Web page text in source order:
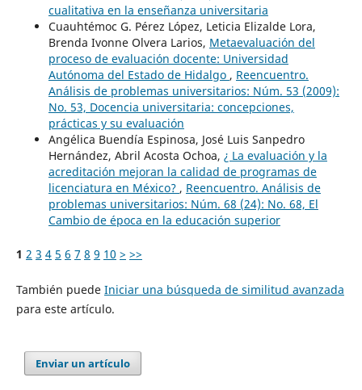
cualitativa en la enseñanza universitaria
Cuauhtémoc G. Pérez López, Leticia Elizalde Lora,
Brenda Ivonne Olvera Larios, Metaevaluación del
proceso de evaluación docente: Universidad
Autónoma del Estado de Hidalgo , Reencuentro.
Análisis de problemas universitarios: Núm. 53 (2009):
No. 53, Docencia universitaria: concepciones,
prácticas y su evaluación
Angélica Buendía Espinosa, José Luis Sanpedro
Hernández, Abril Acosta Ochoa, ¿ La evaluación y la
acreditación mejoran la calidad de programas de
licenciatura en México? , Reencuentro. Análisis de
problemas universitarios: Núm. 68 (24): No. 68, El
Cambio de época en la educación superior
1 2 3 4 5 6 7 8 9 10 > >>
También puede Iniciar una búsqueda de similitud avanzada
para este artículo.
Enviar un artículo